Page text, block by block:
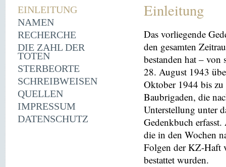
EINLEITUNG
NAMEN
RECHERCHE
DIE ZAHL DER
TOTEN
STERBEORTE
SCHREIBWEISEN
QUELLEN
IMPRESSUM
DATENSCHUTZ
Einleitung
Das vorliegende
den gesamten
bestanden hat –
28. August 1943
Oktober 1944 bis
Baubrigaden, die
Unterstellung unter
Gedenkbuch
die in den Wochen
Folgen der KZ-Haft
bestattet wurden.